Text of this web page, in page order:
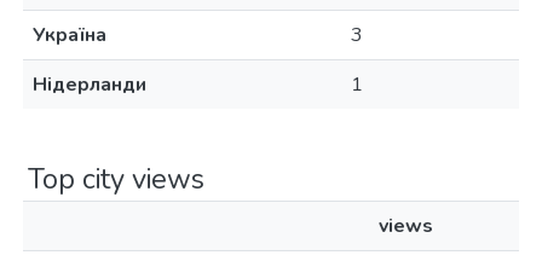
Україна
3
Нідерланди
1
Top city views
views